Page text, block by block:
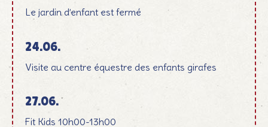
Le jardin d’enfant est fermé
24.06.
Visite au centre équestre des enfants girafes
27.06.
Fit Kids 10h00-13h00